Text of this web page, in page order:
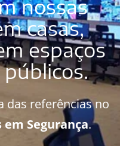
nossas
casas,
espaços
das referências no
em Segurança.